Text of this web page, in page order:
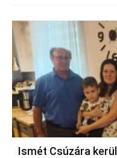
Ismét Csúzára